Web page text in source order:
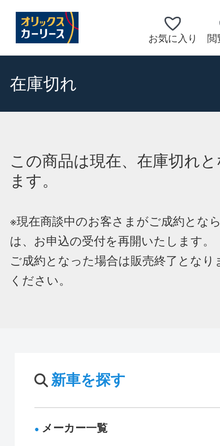
お気に入り 閲
在庫切れ
この商品は現在、在庫切れ
ます。
※現在商談中のお客さまがご成約とな
は、お申込の受付を再開いたします。
ご成約となった場合は販売終了となり
ください。
新車を探す
メーカー一覧